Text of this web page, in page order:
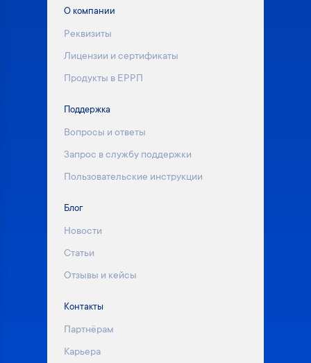
О компании
Реквизиты
Лицензии и сертификаты
Продукты в ЕРРП
Поддержка
Вопросы и ответы
Запрос в службу поддержки
Пользовательские инструкции
Блог
Новости
Статьи
Отзывы и кейсы
Контакты
Партнёрам
Карьера